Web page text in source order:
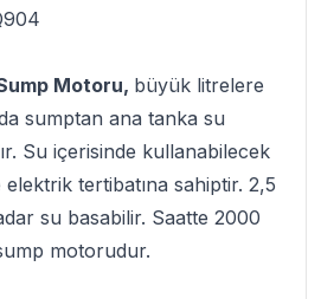
Motoru, büyük litrelere
sumptan ana tanka su
Su içerisinde kullanabilecek
elektrik tertibatına sahiptir. 2,5
su basabilir. Saatte 2000
motorudur.